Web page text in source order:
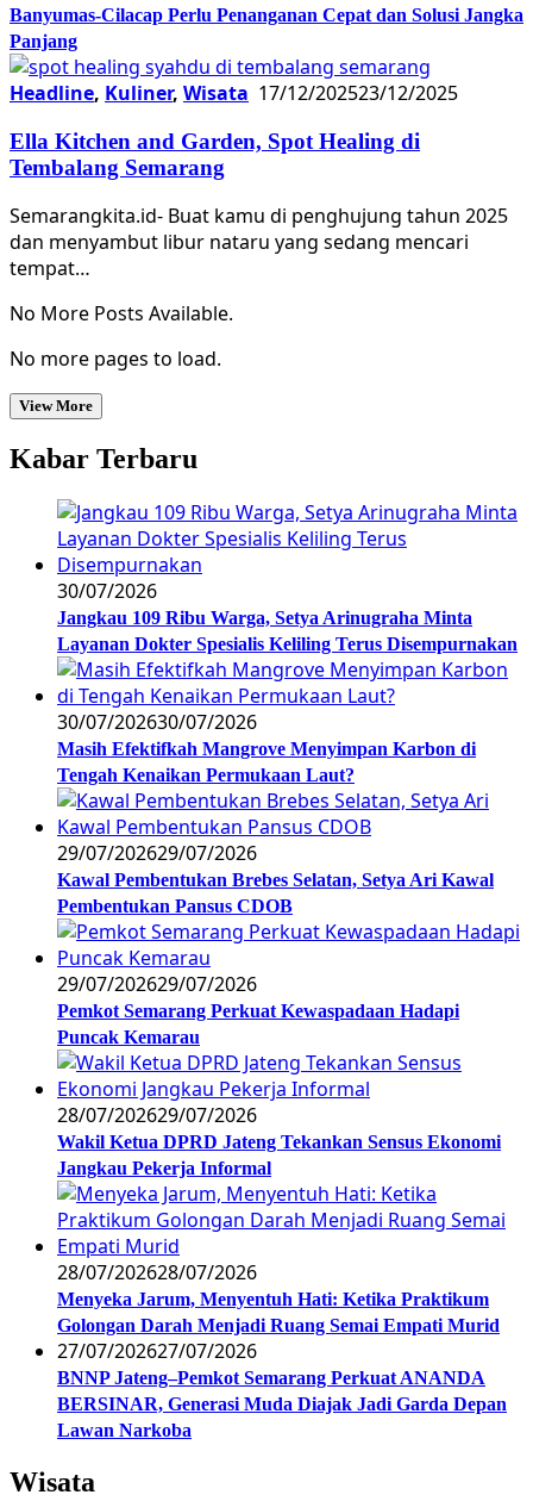
Banyumas-Cilacap Perlu Penanganan Cepat dan Solusi Jangka
Panjang
Headline, Kuliner, Wisata 17/12/202523/12/2025
Ella Kitchen and Garden, Spot Healing di
Tembalang Semarang
Semarangkita.id- Buat kamu di penghujung tahun 2025
dan menyambut libur nataru yang sedang mencari
tempat…
No More Posts Available.
No more pages to load.
View More
Kabar Terbaru
30/07/2026
Jangkau 109 Ribu Warga, Setya Arinugraha Minta
Layanan Dokter Spesialis Keliling Terus Disempurnakan
30/07/202630/07/2026
Masih Efektifkah Mangrove Menyimpan Karbon di
Tengah Kenaikan Permukaan Laut?
29/07/202629/07/2026
Kawal Pembentukan Brebes Selatan, Setya Ari Kawal
Pembentukan Pansus CDOB
29/07/202629/07/2026
Pemkot Semarang Perkuat Kewaspadaan Hadapi
Puncak Kemarau
28/07/202629/07/2026
Wakil Ketua DPRD Jateng Tekankan Sensus Ekonomi
Jangkau Pekerja Informal
28/07/202628/07/2026
Menyeka Jarum, Menyentuh Hati: Ketika Praktikum
Golongan Darah Menjadi Ruang Semai Empati Murid
27/07/202627/07/2026
BNNP Jateng–Pemkot Semarang Perkuat ANANDA
BERSINAR, Generasi Muda Diajak Jadi Garda Depan
Lawan Narkoba
Wisata